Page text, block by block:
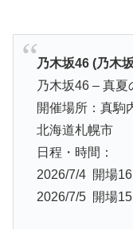
乃木坂46 (乃木
乃木坂46 – 真
開催場所：真駒
北海道札幌市
日程・時間：
2026/7/4 開場
2026/7/5 開場